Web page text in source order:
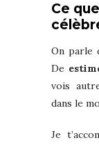
Ce
On parle
De
vois
dans le
Je